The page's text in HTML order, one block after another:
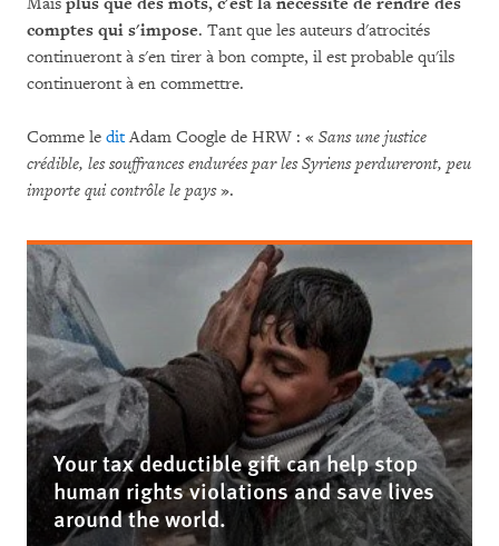
comptes qui s'impose. Tant que les auteurs d'atrocités
continueront à s'en tirer à bon compte, il est probable qu'ils
continueront à en commettre.
Comme le ditAdam Coogle de HRW : « Sans une justice
crédible, les souffrances endurées par les Syriens perdureront, peu
importe qui contrôle le pays».
Your tax deductible gift can help stop
human rights violations and save lives
around the world.